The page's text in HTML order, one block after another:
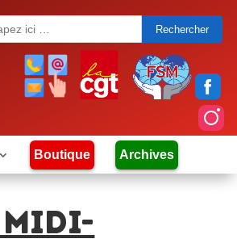
Boutique Archives
MIDI-